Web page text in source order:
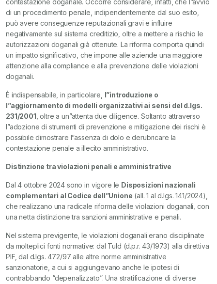
contestazione doganale. Occorre considerare, infatti, che l”avvio
di un procedimento penale, indipendentemente dal suo esito,
può avere conseguenze reputazionali gravi e influire
negativamente sul sistema creditizio, oltre a mettere a rischio le
autorizzazioni doganali già ottenute. La riforma comporta quindi
un impatto significativo, che impone alle aziende una maggiore
attenzione alla compliance e alla prevenzione delle violazioni
doganali.
È indispensabile, in particolare, l”introduzione o
l”aggiornamento di modelli organizzativi ai sensi del d.lgs.
231/2001 , oltre a un”attenta due diligence. Soltanto attraverso
l”adozione di strumenti di prevenzione e mitigazione dei rischi è
possibile dimostrare l”assenza di dolo e derubricare la
contestazione penale a illecito amministrativo.
Distinzione tra violazioni penali e amministrative
Dal 4 ottobre 2024 sono in vigore le Disposizioni nazionali
complementari al Codice dell”Unione (all. 1 al d.lgs. 141/2024),
che realizzano una radicale riforma delle violazioni doganali, con
una netta distinzione tra sanzioni amministrative e penali.
Nel sistema previgente, le violazioni doganali erano disciplinate
da molteplici fonti normative: dal Tuld (d.p.r. 43/1973) alla direttiva
PIF, dal d.lgs. 472/97 alle altre norme amministrative
sanzionatorie, a cui si aggiungevano anche le ipotesi di
contrabbando “depenalizzato”. Una stratificazione di diverse